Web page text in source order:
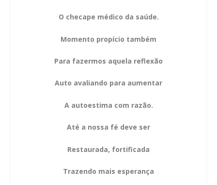
O checape médico da saúde.
Momento propício também
Para fazermos aquela reflexão
Auto avaliando para aumentar
A autoestima com razão.
Até a nossa fé deve ser
Restaurada, fortificada
Trazendo mais esperança